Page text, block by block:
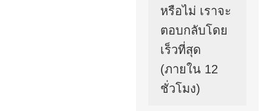
หรือไม่ เราจะ
ตอบกลับโดย
เร็วที่สุด
(ภายใน 12
ชั่วโมง)